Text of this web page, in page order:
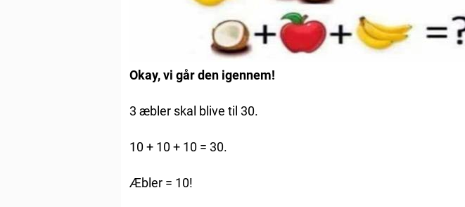
Okay, vi går den igennem!
3 æbler skal blive til 30.
10 + 10 + 10 = 30.
Æbler = 10!